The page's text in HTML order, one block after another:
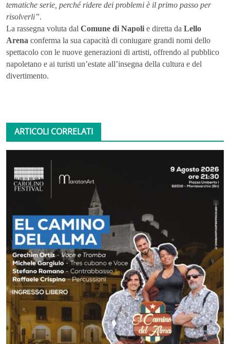
tematiche serie, perché ridere dei problemi è il primo passo per
risolverli”.
La rassegna voluta dal Comune di Napoli e diretta da Lello
Arena conferma la sua capacità di coniugare grandi nomi dello
spettacolo con le nuove generazioni di artisti, offrendo al pubblico
napoletano e ai turisti un’estate all’insegna della cultura e del
divertimento.
ARTICOLI CORRELATI